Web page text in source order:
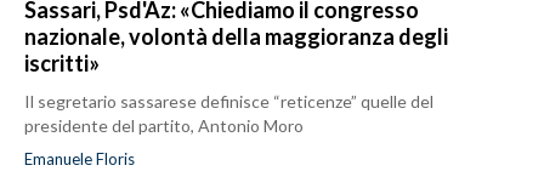
Sassari, Psd'Az: «Chiediamo il congresso
nazionale, volontà della maggioranza degli
iscritti»
Il segretario sassarese definisce “reticenze” quelle del
presidente del partito, Antonio Moro
Emanuele Floris